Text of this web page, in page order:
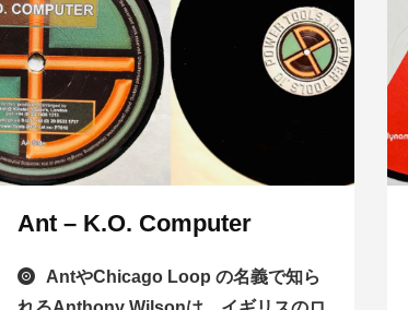
Ant – K.O. Computer
AntやChicago Loop の名義で知ら